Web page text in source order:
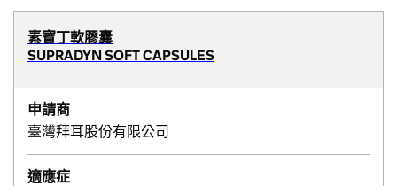
素寶丁軟膠囊
SUPRADYN SOFT CAPSULES
申請商
臺灣拜耳股份有限公司
適應症